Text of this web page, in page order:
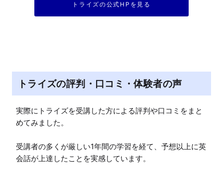
トライズの公式HPを見る
トライズの評判・口コミ・体験者の声
実際にトライズを受講した方による評判や口コミをまと
めてみました。
受講者の多くが厳しい1年間の学習を経て、予想以上に英
会話が上達したことを実感しています。